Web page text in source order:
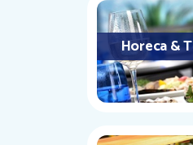
Horeca &